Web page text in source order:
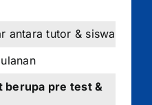
antara tutor & siswa
berupa pre test &